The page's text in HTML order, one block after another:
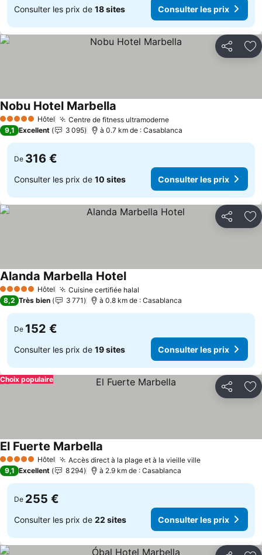
Consulter les prix de 18 sites Consulter les prix
Partager
5 Étoiles Hôtel Centre de fitness ultramoderne
Nobu Hotel Marbella
9,1 Excellent 3 095 à 0.7 km de : Casablanca
De 316 €
Consulter les prix de 10 sites Consulter les prix
Partager
5 Étoiles Hôtel Cuisine certifiée halal
Alanda Marbella Hotel
8,2 Très bien 3 771 à 0.8 km de : Casablanca
De 152 €
Consulter les prix de 19 sites Consulter les prix
Partager
Choix populaire
5 Étoiles Hôtel Accès direct à la plage et à la vieille ville
El Fuerte Marbella
9,1 Excellent 8 294 à 2.9 km de : Casablanca
De 255 €
Consulter les prix de 22 sites Consulter les prix